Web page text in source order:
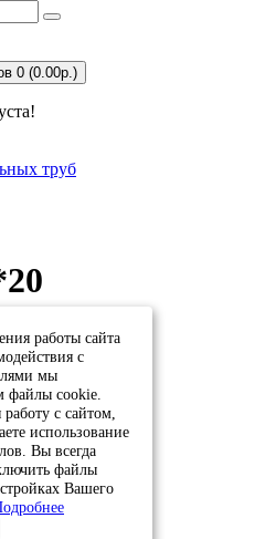
0 (0.00р.)
труб
работы сайта
с
мы
файлы cookie.
с сайтом,
использование
Вы всегда
файлы
Вашего